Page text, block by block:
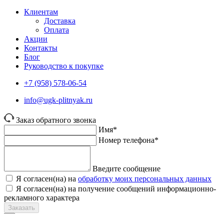
Клиентам
Доставка
Оплата
Акции
Контакты
Блог
Руководство к покупке
+7 (958) 578-06-54
info@ugk-plitnyak.ru
Заказ обратного звонка
Имя*
Номер телефона*
Введите сообщение
Я согласен(на) на обработку моих персональных данных
Я согласен(на) на получение сообщений информационно-
рекламного характера
Заказать